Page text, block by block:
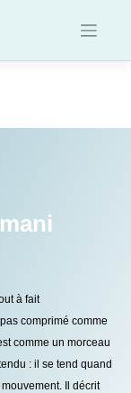
à fait
comprimé comme
comme un morceau
: il se tend quand
Il décrit